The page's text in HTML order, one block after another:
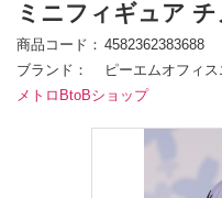
ミニフィギュア チ
商品コード
4582362383688
ブランド
ピーエムオフィス
メトロBtoBショップ